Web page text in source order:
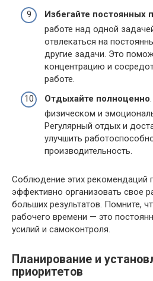
Избегайте постоянных
работе над одной
отвлекаться на
другие задачи. Это
концентрацию и
работе.
Отдыхайте полноценно
физическом и
Регулярный отдых и
улучшить
производительность.
Соблюдение этих рекомендаций
эффективно организовать свое
больших результатов. Помните,
рабочего времени — это
усилий и самоконтроля.
Планирование и
приоритетов